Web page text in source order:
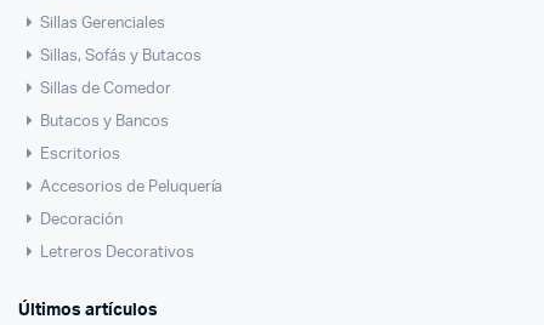
Sillas Gerenciales
Sillas, Sofás y Butacos
Sillas de Comedor
Butacos y Bancos
Escritorios
Accesorios de Peluquería
Decoración
Letreros Decorativos
Últimos artículos